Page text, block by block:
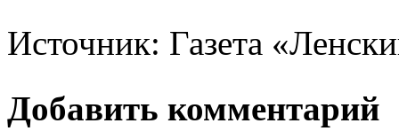
Источник: Газета
Добавить комментарий